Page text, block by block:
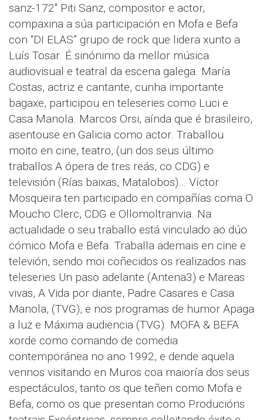
sanz-172" Piti Sanz, compositor e actor,
compaxina a súa participación en Mofa e Befa
con “DI ELAS” grupo de rock que lidera xunto a
Luís Tosar. É sinónimo da mellor música
audiovisual e teatral da escena galega. María
Costas, actriz e cantante, cunha importante
bagaxe, participou en teleseries como Luci e
Casa Manola. Marcos Orsi, aínda que é brasileiro,
asentouse en Galicia como actor. Traballou
moito en cine, teatro, (un dos seus último
traballos A ópera de tres reás, co CDG) e
televisión (Rías baixas, Matalobos)… Víctor
Mosqueira ten participado en compañías coma O
Moucho Clerc, CDG e Ollomoltranvia. Na
actualidade o seu traballo está vinculado ao dúo
cómico Mofa e Befa. Traballa ademais en cine e
televión, sendo moi coñecidos os realizados nas
teleseries Un paso adelante (Antena3) e Mareas
vivas, A Vida por diante, Padre Casares e Casa
Manola, (TVG), e nos programas de humor Apaga
a luz e Máxima audiencia (TVG). MOFA & BEFA
xorde como comando de comedia
contemporánea no ano 1992, e dende aquela
vennos visitando en Muros coa maioría dos seus
espectáculos, tanto os que teñen como Mofa e
Befa, como os que presentan como Producións